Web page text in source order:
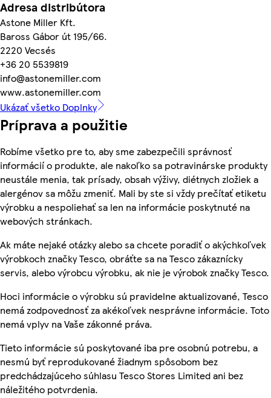
Adresa distribútora
Astone Miller Kft.
Baross Gábor út 195/66.
2220 Vecsés
+36 20 5539819
info@astonemiller.com
www.astonemiller.com
Ukázať všetko Doplnky
Príprava a použitie
Robíme všetko pre to, aby sme zabezpečili správnosť
informácií o produkte, ale nakoľko sa potravinárske produkty
neustále menia, tak prísady, obsah výživy, diétnych zložiek a
alergénov sa môžu zmeniť. Mali by ste si vždy prečítať etiketu
výrobku a nespoliehať sa len na informácie poskytnuté na
webových stránkach.
Ak máte nejaké otázky alebo sa chcete poradiť o akýchkoľvek
výrobkoch značky Tesco, obráťte sa na Tesco zákaznícky
servis, alebo výrobcu výrobku, ak nie je výrobok značky Tesco.
Hoci informácie o výrobku sú pravidelne aktualizované, Tesco
nemá zodpovednosť za akékoľvek nesprávne informácie. Toto
nemá vplyv na Vaše zákonné práva.
Tieto informácie sú poskytované iba pre osobnú potrebu, a
nesmú byť reprodukované žiadnym spôsobom bez
predchádzajúceho súhlasu Tesco Stores Limited ani bez
náležitého potvrdenia.